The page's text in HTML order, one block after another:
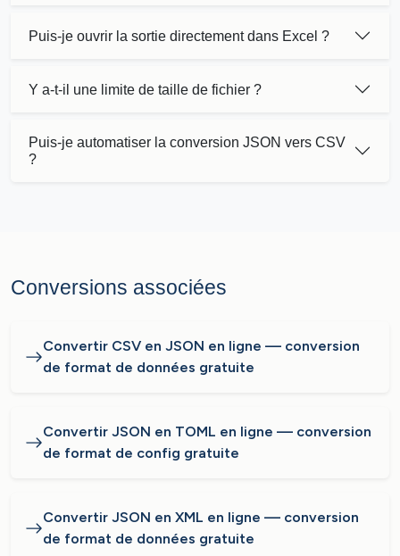
Puis-je ouvrir la sortie directement dans Excel ?
Y a-t-il une limite de taille de fichier ?
Puis-je automatiser la conversion JSON vers CSV
?
Conversions associées
Convertir CSV en JSON en ligne — conversion
de format de données gratuite
Convertir JSON en TOML en ligne — conversion
de format de config gratuite
Convertir JSON en XML en ligne — conversion
de format de données gratuite